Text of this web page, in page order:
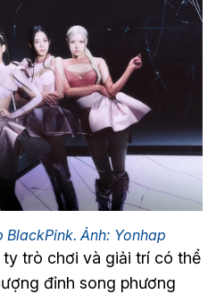
Ảnh: Yonhap
trò chơi và giải trí có thể
đỉnh song phương